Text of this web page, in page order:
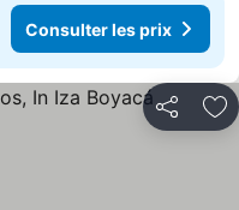
Consulter les prix
Partager